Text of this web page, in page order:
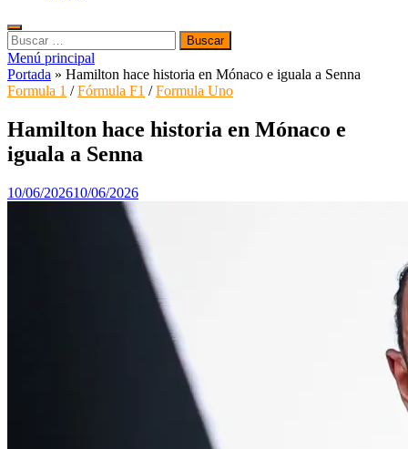
Buscar:
Menú principal
Portada » Hamilton hace historia en Mónaco e iguala a Senna
Formula 1 /Fórmula F1 /Formula Uno
Hamilton hace historia en Mónaco e
iguala a Senna
10/06/202610/06/2026